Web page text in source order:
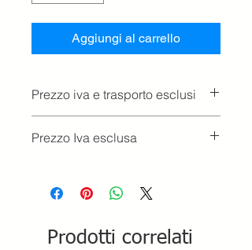
Aggiungi al carrello
Prezzo iva e trasporto esclusi
Prezzo Iva esclusa
Prodotti correlati